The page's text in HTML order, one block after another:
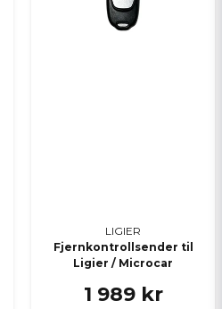
LIGIER
Fjernkontrollsender til
Ligier / Microcar
1 989 kr